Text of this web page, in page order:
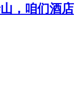
，咱们酒店